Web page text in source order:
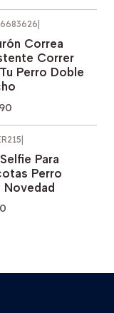
Correa
Correr
Perro Doble
|
Para
Perro
Novedad